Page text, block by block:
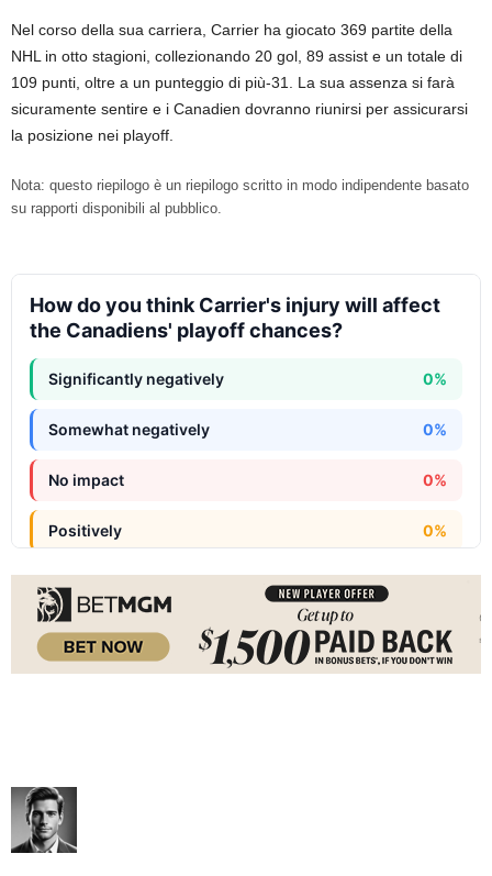
Nel corso della sua carriera, Carrier ha giocato 369 partite della
NHL in otto stagioni, collezionando 20 gol, 89 assist e un totale di
109 punti, oltre a un punteggio di più-31. La sua assenza si farà
sicuramente sentire e i Canadien dovranno riunirsi per assicurarsi
la posizione nei playoff.
Nota: questo riepilogo è un riepilogo scritto in modo indipendente basato
su rapporti disponibili al pubblico.